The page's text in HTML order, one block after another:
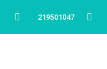
219501047